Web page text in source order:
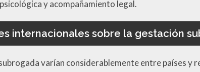
y acompañamiento legal.
internacionales sobre la gestación
varían considerablemente entre países y